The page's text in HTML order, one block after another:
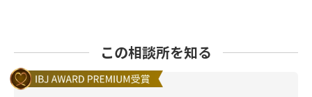
この相談所を知る